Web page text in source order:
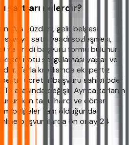
şartları nelerdir?
nüfus cüzdanı, gelir belgesi,
veya satış vaadi sözleşmesi,
ve kredi başvuru formu bulunur.
kredi notu sorgulaması yapar ve
Tarla kredisinde ekspertiz
ücretini başvuru sahibi öder
arasında değişir. Ayrıca tarlanın
için tapu harcı ve döner
belgeler tam olduğunda
başvurularda ön onay 24